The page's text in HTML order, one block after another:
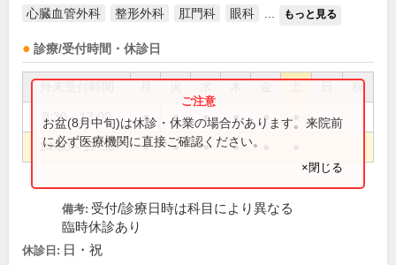
心臓血管外科 整形外科 肛門科 眼科 もっと見る
診療/受付時間・休診日
祝
8:30～13:00 ● ● ● ● ●
14:00～17:30 ● ● ● ●
お盆(8月中旬)は休診・休業の場合があります。来院前
に必ず医療機関に直接ご確認ください。
×閉じる
備考: 受付/診療日時は科目により異なる
臨時休診あり
休診日: 日・祝